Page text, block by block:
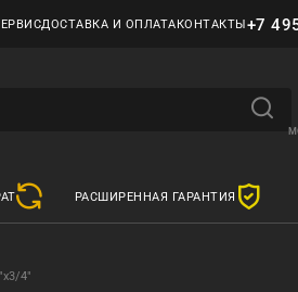
ДОСТАВКА И ОПЛАТАКОНТАКТЫ+7
РАСШИРЕННАЯ ГАРАНТИЯ
4"